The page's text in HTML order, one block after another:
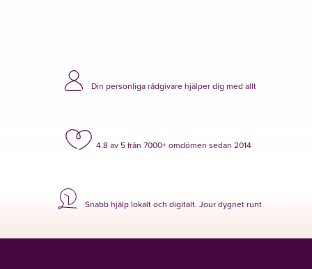
Din personliga rådgivare hjälper dig med allt
4.8 av 5 från 7000+ omdömen sedan 2014
Snabb hjälp lokalt och digitalt. Jour dygnet runt